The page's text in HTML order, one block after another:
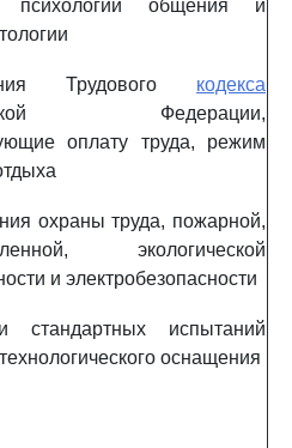
психологии общения и
Трудового кодекса
Федерации,
оплату труда, режим
охраны труда, пожарной,
экологической
и электробезопасности
стандартных испытаний
оснащения